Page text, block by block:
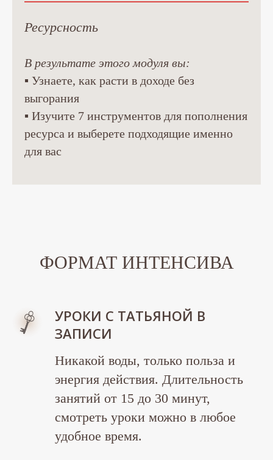
Ресурсность
В результате этого модуля вы:
▪ Узнаете, как расти в доходе без
выгорания
▪ Изучите 7 инструментов для пополнения
ресурса и выберете подходящие именно
для вас
ФОРМАТ ИНТЕНСИВА
УРОКИ С ТАТЬЯНОЙ В
ЗАПИСИ
Никакой воды, только польза и
энергия действия. Длительность
занятий от 15 до 30 минут,
смотреть уроки можно в любое
удобное время.